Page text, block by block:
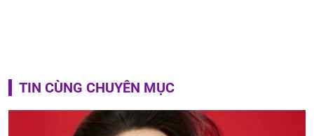
TIN CÙNG CHUYÊN MỤC